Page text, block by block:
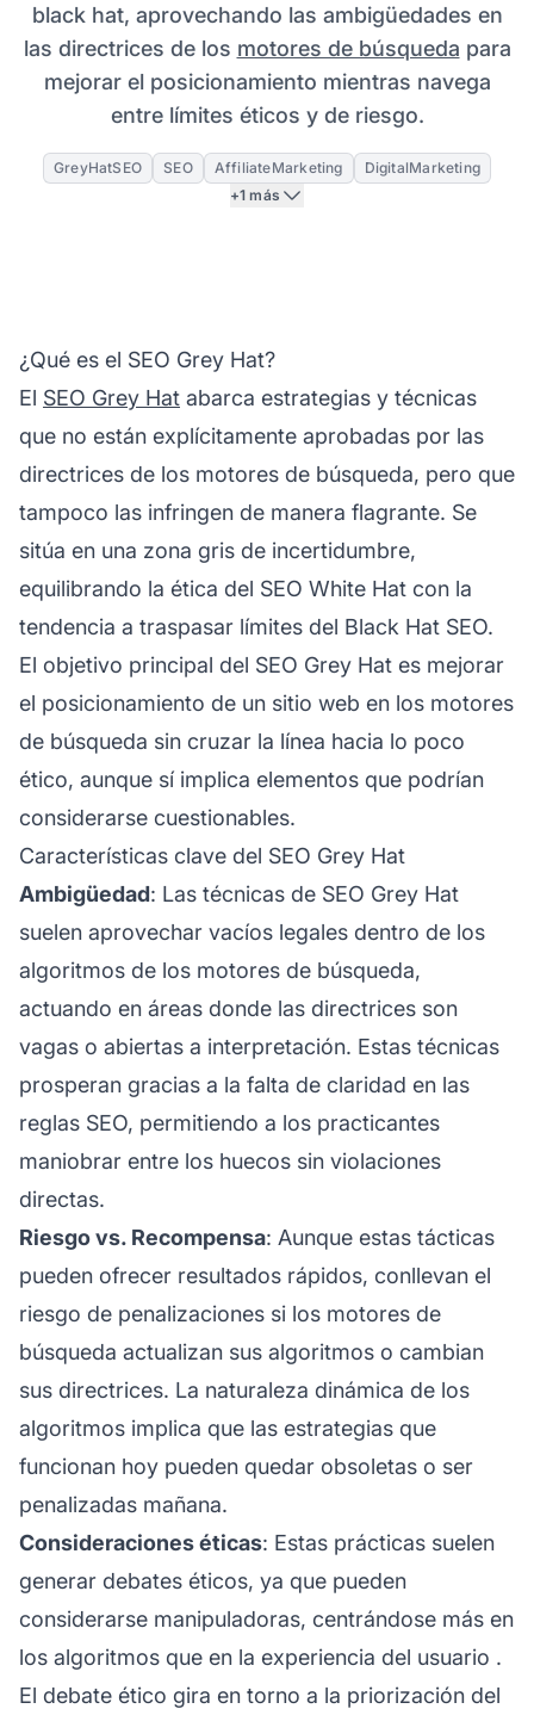
black hat, aprovechando las ambigüedades en
las directrices de los motores de búsqueda para
mejorar el posicionamiento mientras navega
entre límites éticos y de riesgo.
GreyHatSEO SEO AffiliateMarketing
DigitalMarketing
+1 más
¿Qué es el SEO Grey Hat?
El SEO Grey Hat abarca estrategias y técnicas
que no están explícitamente aprobadas por las
directrices de los motores de búsqueda, pero que
tampoco las infringen de manera flagrante. Se
sitúa en una zona gris de incertidumbre,
equilibrando la ética del SEO White Hat con la
tendencia a traspasar límites del Black Hat SEO.
El objetivo principal del SEO Grey Hat es mejorar
el posicionamiento de un sitio web en los motores
de búsqueda sin cruzar la línea hacia lo poco
ético, aunque sí implica elementos que podrían
considerarse cuestionables.
Características clave del SEO Grey Hat
Ambigüedad: Las técnicas de SEO Grey Hat
suelen aprovechar vacíos legales dentro de los
algoritmos de los motores de búsqueda,
actuando en áreas donde las directrices son
vagas o abiertas a interpretación. Estas técnicas
prosperan gracias a la falta de claridad en las
reglas SEO, permitiendo a los practicantes
maniobrar entre los huecos sin violaciones
directas.
Riesgo vs. Recompensa: Aunque estas tácticas
pueden ofrecer resultados rápidos, conllevan el
riesgo de penalizaciones si los motores de
búsqueda actualizan sus algoritmos o cambian
sus directrices. La naturaleza dinámica de los
algoritmos implica que las estrategias que
funcionan hoy pueden quedar obsoletas o ser
penalizadas mañana.
Consideraciones éticas: Estas prácticas suelen
generar debates éticos, ya que pueden
considerarse manipuladoras, centrándose más en
los algoritmos que en la experiencia del usuario .
El debate ético gira en torno a la priorización del